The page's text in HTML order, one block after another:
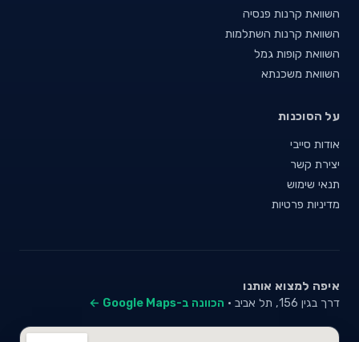
השוואת קרנות פנסיה
השוואת קרנות השתלמות
השוואת קופות גמל
השוואת משכנתא
על הסוכנות
אודות סייבי
יצירת קשר
תנאי שימוש
מדיניות פרטיות
איפה למצוא אותנו
דרך בגין 156, תל אביב · הכוונה ב-Google Maps ←